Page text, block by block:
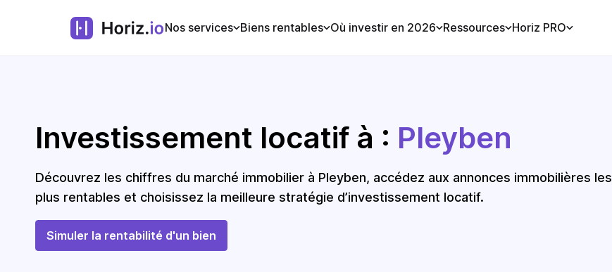
Nos services Biens rentables Où investir en 2026 Ressources Horiz PRO
Investissement locatif à : Pleyben
Découvrez les chiffres du marché immobilier à Pleyben, accédez aux annonces immobilières les
plus rentables et choisissez la meilleure stratégie d’investissement locatif.
Simuler la rentabilité d'un bien